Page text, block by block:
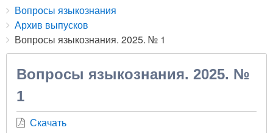
Breadcrumbs
You
are
here:
Вопросы языкознания
Архив выпусков
Вопросы языкознания. 2025. № 1
Вопросы языкознания. 2025. №
1
Скачать